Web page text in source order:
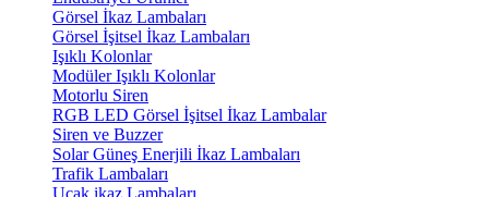
Görsel İkaz Lambaları
Görsel İşitsel İkaz Lambaları
Işıklı Kolonlar
Modüler Işıklı Kolonlar
Motorlu Siren
RGB LED Görsel İşitsel İkaz Lambalar
Siren ve Buzzer
Solar Güneş Enerjili İkaz Lambaları
Trafik Lambaları
Uçak ikaz Lambaları